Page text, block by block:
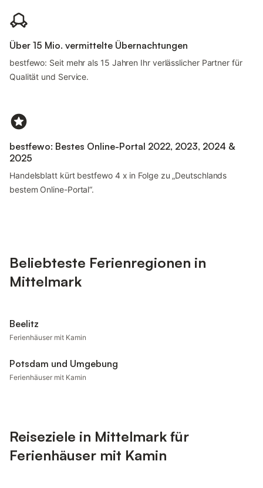
Über 15 Mio. vermittelte Übernachtungen
bestfewo: Seit mehr als 15 Jahren Ihr verlässlicher Partner für
Qualität und Service.
bestfewo: Bestes Online-Portal 2022, 2023, 2024 &
2025
Handelsblatt kürt bestfewo 4 x in Folge zu „Deutschlands
bestem Online-Portal“.
Beliebteste Ferienregionen in
Mittelmark
Beelitz
Ferienhäuser mit Kamin
Potsdam und Umgebung
Ferienhäuser mit Kamin
Reiseziele in Mittelmark für
Ferienhäuser mit Kamin